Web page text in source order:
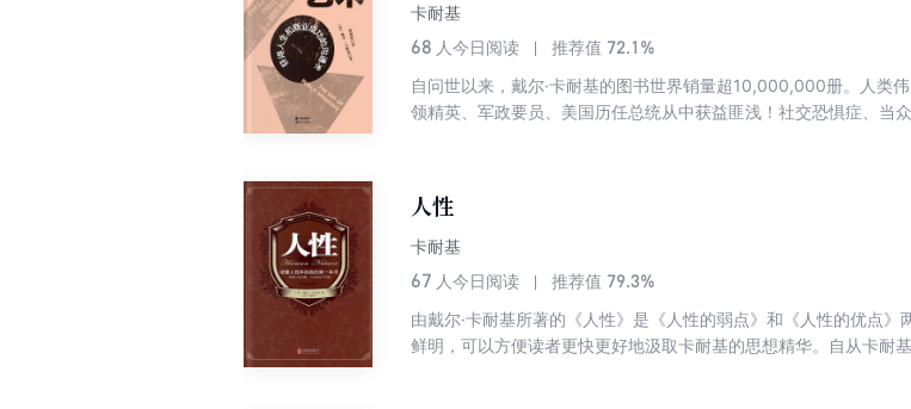
卡耐基
68 人今日阅读 推荐值 72.1%
自问世以来，戴尔·卡耐基的图书世界销量超10,000,000册。人类
领精英、军政要员、美国历任总统从中获益匪浅！社交恐惧症、当
生涯。
人性
卡耐基
67 人今日阅读 推荐值 79.3%
由戴尔·卡耐基所著的《人性》是《人性的弱点》和《人性的优点
鲜明，可以方便读者更快更好地汲取卡耐基的思想精华。自从卡耐